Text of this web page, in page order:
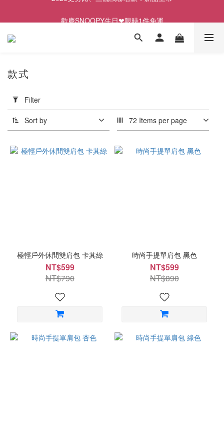
✨前往LINE加入好友領取專屬$50優惠券✨
Filter
(0/20)
Range
(NT$)
款式
Filter
Sort by 72 Items per page
極輕戶外休閒雙肩包 卡其綠
NT$599
NT$790
時尚手提單肩包 黑色
NT$599
NT$890